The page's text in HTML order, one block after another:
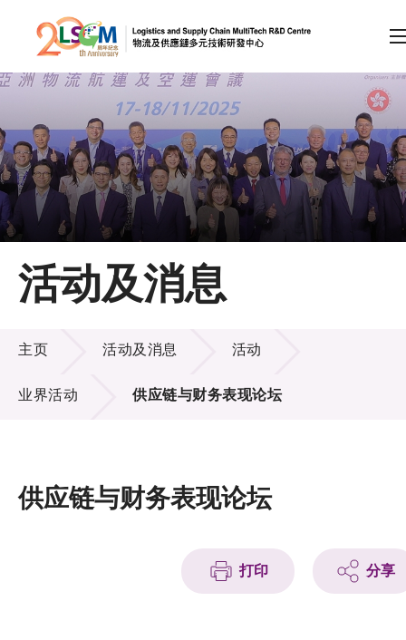
跳到内容（按回车键）
会员登录
A A EN 繁 简
主页
关于LSCM
技术商品化
项目及资助计划
活动及消息
活动及消息
活动及消息
主页 活动及消息 活动
业界活动 供应链与财务表现论坛
供应链与财务表现论坛
打印 分享